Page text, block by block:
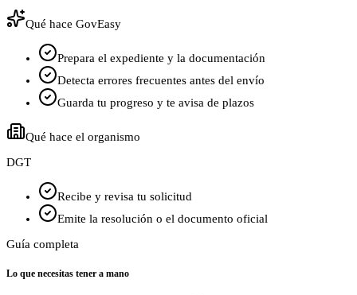
Qué hace GovEasy
Prepara el expediente y la documentación
Detecta errores frecuentes antes del envío
Guarda tu progreso y te avisa de plazos
Qué hace el organismo
DGT
Recibe y revisa tu solicitud
Emite la resolución o el documento oficial
Guía completa
Lo que necesitas tener a mano